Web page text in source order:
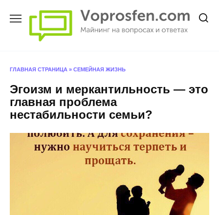
ГЛАВНАЯ СТРАНИЦА » СЕМЕЙНАЯ ЖИЗНЬ
Эгоизм и меркантильность — это
главная проблема
нестабильности семьи?